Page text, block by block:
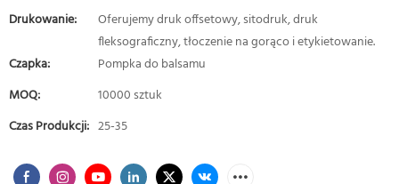
Drukowanie:
Oferujemy druk offsetowy, sitodruk, druk
fleksograficzny, tłoczenie na gorąco i etykietowanie.
Czapka:
Pompka do balsamu
MOQ:
10000 sztuk
Czas Produkcji: 25-35